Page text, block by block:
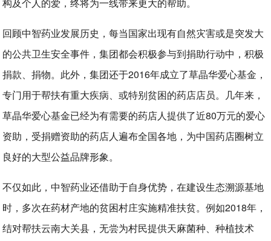
回顾中智药业发展历史，每当国家出现有自然灾害或是突发大
的公共卫生安全事件，集团都会积极参与到捐助行动中，积极
捐款、捐物。此外，集团还于2016年成立了草晶华爱心基金，
专门用于帮扶有重大疾病、或特别贫困的药店店员。几年来，
草晶华爱心基金已经为有需要的药店人提供了近80万元的爱心
资助，受捐赠资助的药店人遍布全国各地，为中国药店圈树立
良好的大型公益品牌形象。
不仅如此，中智药业还借助于自身优势，在建设生态溯源基地
时，多次在药材产地的贫困村庄实施精准扶贫。例如2018年，
结对帮扶云南大关县，无尝为村民提供天麻菌种、种植技术